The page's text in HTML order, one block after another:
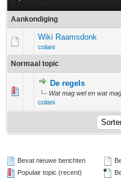
Aankondiging
Wiki Raamsdonk
colani
Normaal topic
De regels
Wat mag wel en wat
colani
2
Bevat nieuwe berichten
Populair topic (recent)